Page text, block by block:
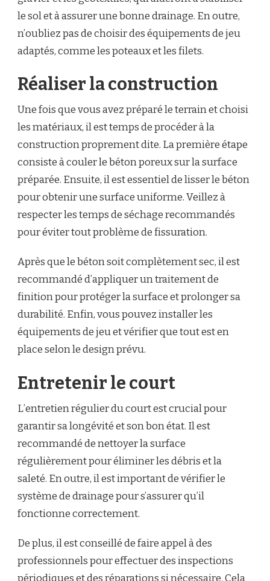
le sol et à assurer une bonne drainage. En outre,
n’oubliez pas de choisir des équipements de jeu
adaptés, comme les poteaux et les filets.
Réaliser la construction
Une fois que vous avez préparé le terrain et choisi
les matériaux, il est temps de procéder à la
construction proprement dite. La première étape
consiste à couler le béton poreux sur la surface
préparée. Ensuite, il est essentiel de lisser le béton
pour obtenir une surface uniforme. Veillez à
respecter les temps de séchage recommandés
pour éviter tout problème de fissuration.
Après que le béton soit complètement sec, il est
recommandé d’appliquer un traitement de
finition pour protéger la surface et prolonger sa
durabilité. Enfin, vous pouvez installer les
équipements de jeu et vérifier que tout est en
place selon le design prévu.
Entretenir le court
L’entretien régulier du court est crucial pour
garantir sa longévité et son bon état. Il est
recommandé de nettoyer la surface
régulièrement pour éliminer les débris et la
saleté. En outre, il est important de vérifier le
système de drainage pour s’assurer qu’il
fonctionne correctement.
De plus, il est conseillé de faire appel à des
professionnels pour effectuer des inspections
périodiques et des réparations si nécessaire. Cela